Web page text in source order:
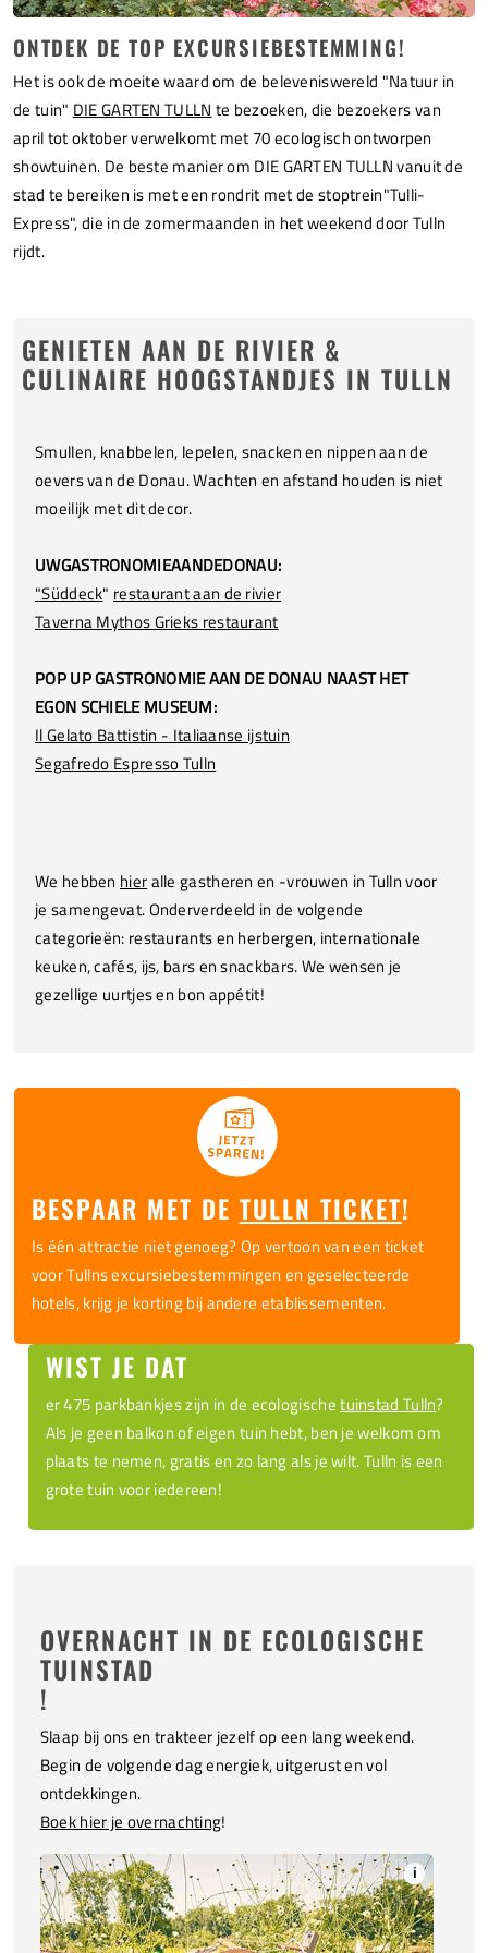
ONTDEK DE TOP EXCURSIEBESTEMMING!
Het is ook de moeite waard om de beleveniswereld "Natuur in
de tuin" DIE GARTEN TULLN te bezoeken, die bezoekers van
april tot oktober verwelkomt met 70 ecologisch ontworpen
showtuinen. De beste manier om DIE GARTEN TULLN vanuit de
stad te bereiken is met een rondrit met de stoptrein"Tulli-
Express", die in de zomermaanden in het weekend door Tulln
rijdt.
GENIETEN AAN DE RIVIER &
CULINAIRE HOOGSTANDJES IN TULLN
Smullen, knabbelen, lepelen, snacken en nippen aan de
oevers van de Donau. Wachten en afstand houden is niet
moeilijk met dit decor.
UWGASTRONOMIEAANDEDONAU:
"Süddeck" restaurant aan de rivier
Taverna Mythos Grieks restaurant
POP UP GASTRONOMIE AAN DE DONAU NAAST HET
EGON SCHIELE MUSEUM:
Il Gelato Battistin - Italiaanse ijstuin
Segafredo Espresso Tulln
We hebben hieralle gastheren en -vrouwen in Tulln voor
je samengevat. Onderverdeeld in de volgende
categorieën: restaurants en herbergen, internationale
keuken, cafés, ijs, bars en snackbars. We wensen je
gezellige uurtjes en bon appétit!
BESPAAR MET DE TULLN TICKET!
Is één attractie niet genoeg? Op vertoon van een ticket
voor Tullns excursiebestemmingen en geselecteerde
hotels, krijg je korting bij andere etablissementen.
WIST JE DAT
er 475 parkbankjes zijn in de ecologischetuinstad Tulln?
Als je geen balkon of eigen tuin hebt, ben je welkom om
plaats te nemen, gratis en zo lang als je wilt. Tulln is een
grote tuin voor iedereen!
OVERNACHT IN DE ECOLOGISCHE
TUINSTAD
!
Slaap bij ons en trakteer jezelf op een lang weekend.
Begin de volgende dag energiek, uitgerust en vol
ontdekkingen.
Boek hier je overnachting!
i